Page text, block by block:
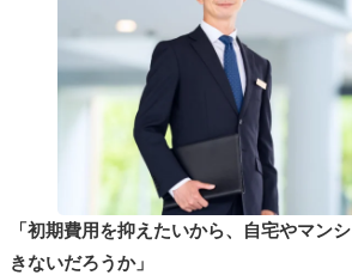
「初期費用を抑えたいから、自宅やマン
きないだろうか」